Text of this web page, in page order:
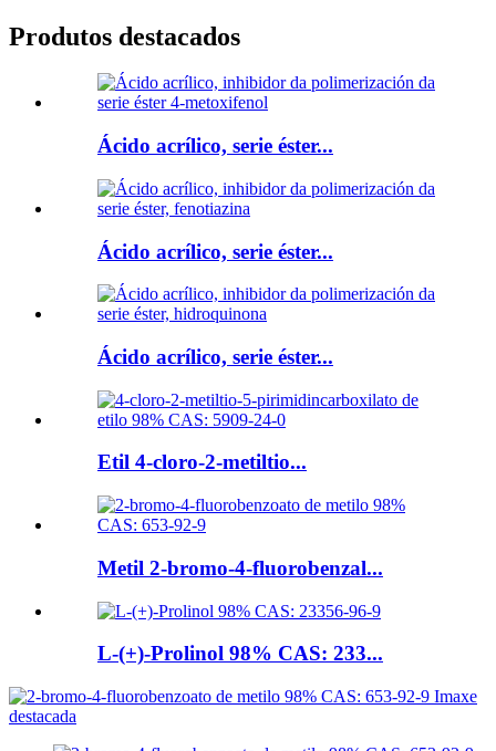
Produtos destacados
Ácido acrílico, serie éster...
Ácido acrílico, serie éster...
Ácido acrílico, serie éster...
Etil 4-cloro-2-metiltio...
Metil 2-bromo-4-fluorobenzal...
L-(+)-Prolinol 98% CAS: 233...